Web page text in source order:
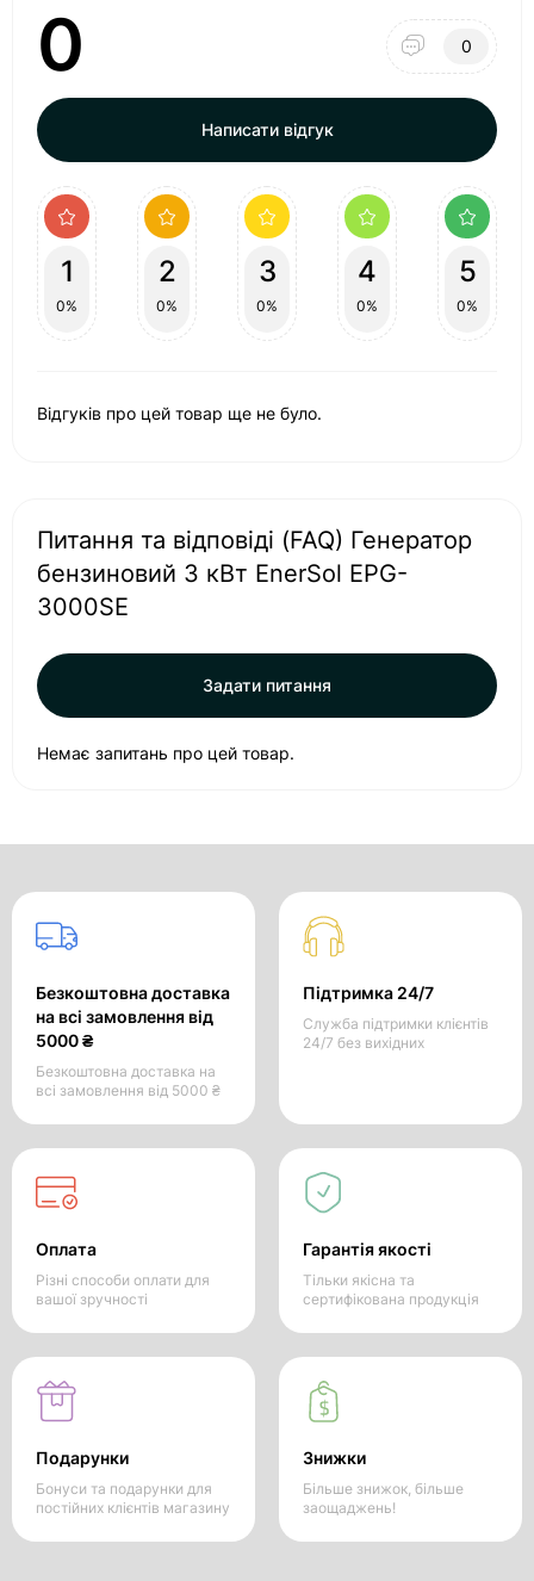
0 0
Написати відгук
1
0%
2
0%
3
0%
4
0%
5
0%
Відгуків про цей товар ще не було.
Питання та відповіді (FAQ) Генератор
бензиновий 3 кВт EnerSol EPG-
3000SE
Задати питання
Немає запитань про цей товар.
Безкоштовна доставка
на всі замовлення від
5000 ₴
Безкоштовна доставка на
всі замовлення від 5000 ₴
Підтримка 24/7
Служба підтримки клієнтів
24/7 без вихідних
Оплата
Різні способи оплати для
вашої зручності
Гарантія якості
Тільки якісна та
сертифікована продукція
Подарунки
Бонуси та подарунки для
постійних клієнтів магазину
Знижки
Більше знижок, більше
заощаджень!